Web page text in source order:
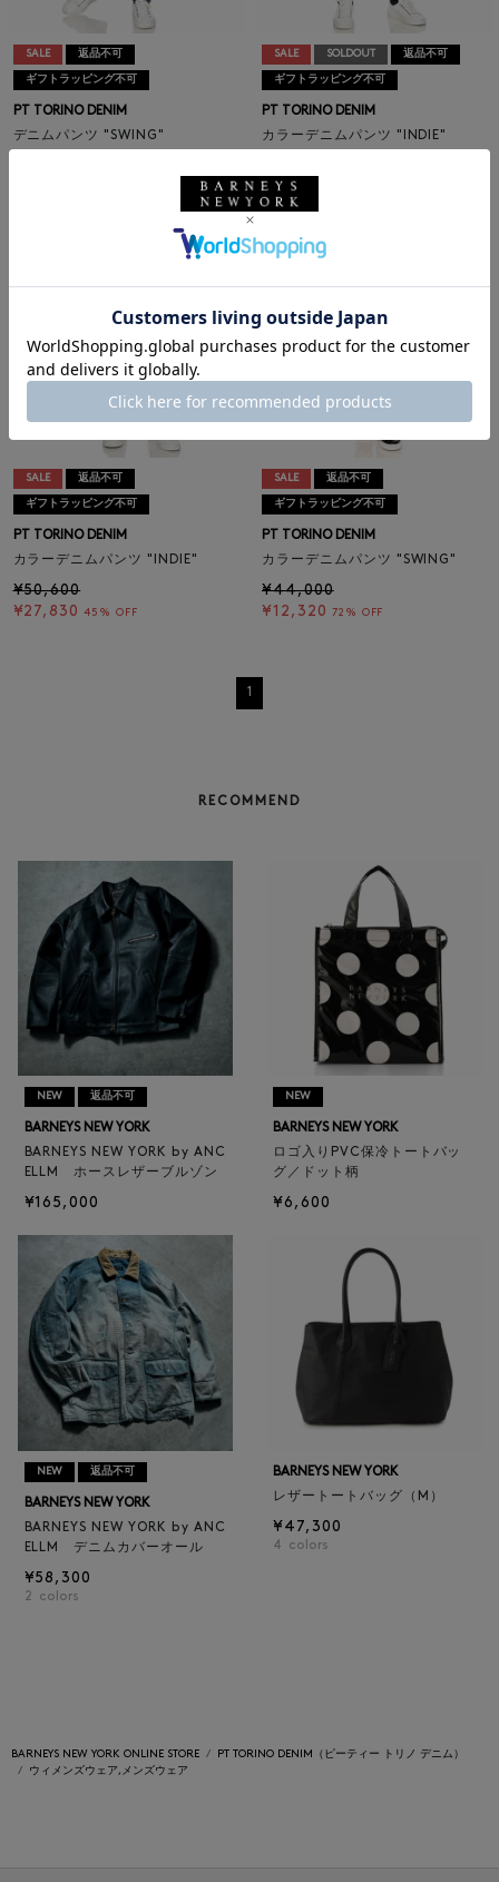
SALE 返品不可
ギフトラッピング不可
PT TORINO DENIM
デニムパンツ "SWING"
SALE SOLDOUT 返品不可
ギフトラッピング不可
PT TORINO DENIM
カラーデニムパンツ "INDIE"
¥27,830
SALE 返品不可
ギフトラッピング不可
PT TORINO DENIM
カラーデニムパンツ "INDIE"
¥50,600
¥27,830 45% OFF
SALE 返品不可
ギフトラッピング不可
PT TORINO DENIM
カラーデニムパンツ "SWING"
¥44,000
¥12,320 72% OFF
1
RECOMMEND
NEW 返品不可
BARNEYS NEW YORK
BARNEYS NEW YORK by ANC
ELLM ホースレザーブルゾン
¥165,000
NEW
BARNEYS NEW YORK
ロゴ入りPVC保冷トートバッ
グ／ドット柄
¥6,600
NEW 返品不可
BARNEYS NEW YORK
BARNEYS NEW YORK by ANC
ELLM デニムカバーオール
¥58,300
2 colors
BARNEYS NEW YORK
レザートートバッグ（M）
¥47,300
4 colors
BARNEYS NEW YORK ONLINE STORE
PT TORINO DENIM（ピーティー トリノ デニム）
ウィメンズウェア,メンズウェア